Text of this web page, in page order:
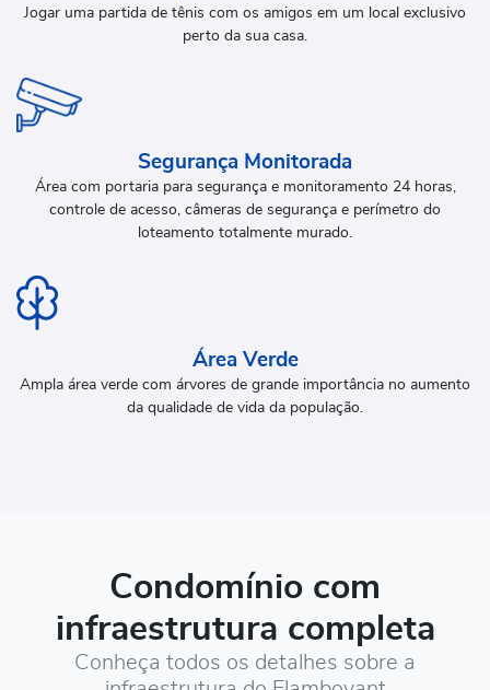
Jogar uma partida de tênis com os amigos em um local exclusivo
perto da sua casa.
Segurança Monitorada
Área com portaria para segurança e monitoramento 24 horas,
controle de acesso, câmeras de segurança e perímetro do
loteamento totalmente murado.
Área Verde
Ampla área verde com árvores de grande importância no aumento
da qualidade de vida da população.
Condomínio com
infraestrutura completa
Conheça todos os detalhes sobre a